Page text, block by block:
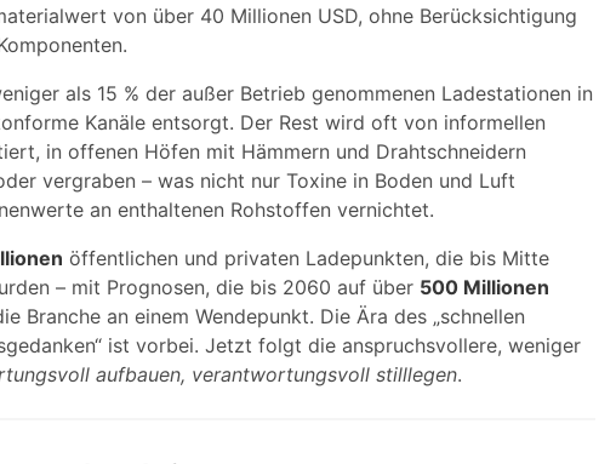
von über 40 Millionen USD, ohne Berücksichtigung
als 15 % der außer Betrieb genommenen Ladestationen in
Kanäle entsorgt. Der Rest wird oft von informellen
in offenen Höfen mit Hämmern und Drahtschneidern
vergraben – was nicht nur Toxine in Boden und Luft
an enthaltenen Rohstoffen vernichtet.
öffentlichen und privaten Ladepunkten, die bis Mitte
– mit Prognosen, die bis 2060 auf über 500 Millionen
Branche an einem Wendepunkt. Die Ära des „schnellen
ist vorbei. Jetzt folgt die anspruchsvollere, weniger
aufbauen, verantwortungsvoll stilllegen.